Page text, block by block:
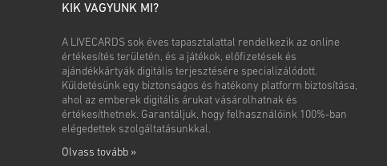
KIK VAGYUNK MI?
A LIVECARDS sok éves tapasztalattal rendelkezik az online
értékesítés területén, és a játékok, előfizetések és
ajándékkártyák digitális terjesztésére specializálódott.
Küldetésünk egy biztonságos és hatékony platform biztosítása,
ahol az emberek digitális árukat vásárolhatnak és
értékesíthetnek. Garantáljuk, hogy felhasználóink 100%-ban
elégedettek szolgáltatásunkkal.
Olvass tovább »